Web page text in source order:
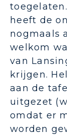
heeft de
nogmaals
welkom
van
krijgen.
aan de
uitgezet
omdat er
worden